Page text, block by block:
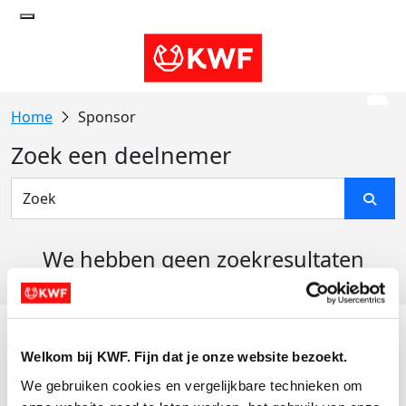
Welkom bij KWF. Fijn dat je onze website bezoekt.
We gebruiken cookies en vergelijkbare technieken om
Sponsor
Zoek een deelnemer
We hebben geen zoekresultaten
Actiematerialen
Evenementen